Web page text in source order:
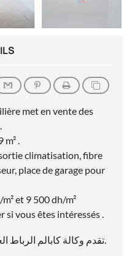
met en vente des
m² .
climatisation, fibre
place de garage pour
et 9 500 dh/m²
si vous êtes intéressés .
تقدم وكالة كابالم الرباط العقارية شققًا للبيع في الصخيرات.